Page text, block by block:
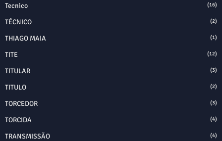
Tecnico (16)
TÉCNICO (2)
THIAGO MAIA (1)
TITE (12)
TITULAR (3)
TITULO (2)
TORCEDOR (3)
TORCIDA (4)
TRANSMISSÃO (4)